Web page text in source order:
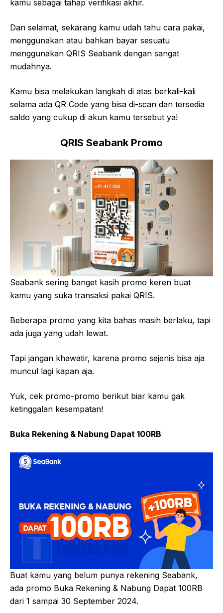
kamu sebagai tahap verifikasi akhir.
Dan selamat, sekarang kamu udah tahu cara pakai,
menggunakan atau bahkan bayar sesuatu
menggunakan QRIS Seabank dengan sangat
mudahnya.
Kamu bisa melakukan langkah di atas berkali-kali
selama ada QR Code yang bisa di-scan dan tersedia
saldo yang cukup di akun kamu tersebut ya!
QRIS Seabank Promo
Seabank sering banget kasih promo keren buat
kamu yang suka transaksi pakai QRIS.
Beberapa promo yang kita bahas masih berlaku, tapi
ada juga yang udah lewat.
Tapi jangan khawatir, karena promo sejenis bisa aja
muncul lagi kapan aja.
Yuk, cek promo-promo berikut biar kamu gak
ketinggalan kesempatan!
Buka Rekening & Nabung Dapat 100RB
Buat kamu yang belum punya rekening Seabank,
ada promo Buka Rekening & Nabung Dapat 100RB
dari 1 sampai 30 September 2024.